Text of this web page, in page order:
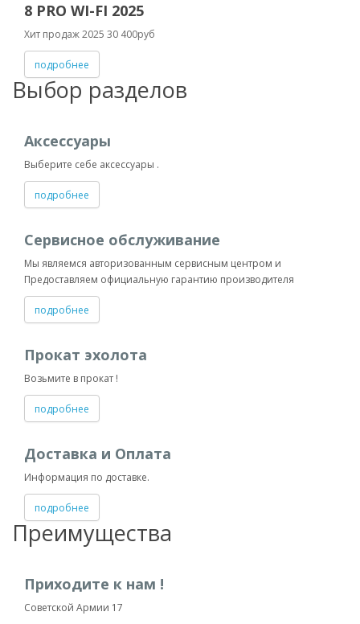
8 PRO WI-FI 2025
Хит продаж 2025 30 400руб
подробнее
Выбор разделов
Аксессуары
Выберите себе аксессуары .
подробнее
Сервисное обслуживание
Мы являемся авторизованным сервисным центром и
Предоставляем официальную гарантию производителя
подробнее
Прокат эхолота
Возьмите в прокат !
подробнее
Доставка и Оплата
Информация по доставке.
подробнее
Преимущества
Приходите к нам !
Советской Армии 17